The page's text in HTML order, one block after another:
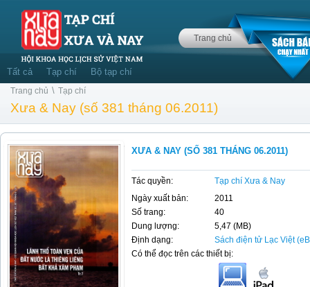
Trang chủ
Tất cả Tạp chí Bộ tạp chí
Trang chủ \ Tạp chí
Xưa & Nay (số 381 tháng 06.2011)
XƯA & NAY (SỐ 381 THÁNG 06.2011)
Tác quyền:
Tạp chí Xưa & Nay
Ngày xuất bản:
2011
Số trang:
40
Dung lượng:
5,47 (MB)
Định dạng:
Sách điện tử Lạc Việt
Có thể đọc trên các thiết bị: